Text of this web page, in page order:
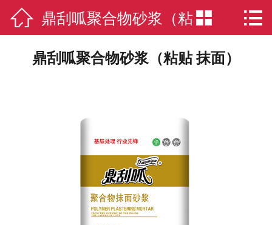
 网站首页
智能制造
 鼎刮呱聚合物砂浆（粘
贴 抹面）
 
鼎刮呱聚合物砂浆（粘贴 抹面）